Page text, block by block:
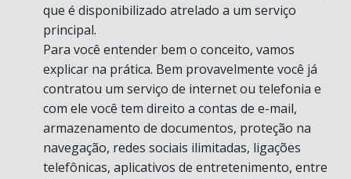
que é disponibilizado atrelado a um serviço
principal.
Para você entender bem o conceito, vamos
explicar na prática. Bem provavelmente você já
contratou um serviço de internet ou telefonia e
com ele você tem direito a contas de e-mail,
armazenamento de documentos, proteção na
navegação, redes sociais ilimitadas, ligações
telefônicas, aplicativos de entretenimento, entre